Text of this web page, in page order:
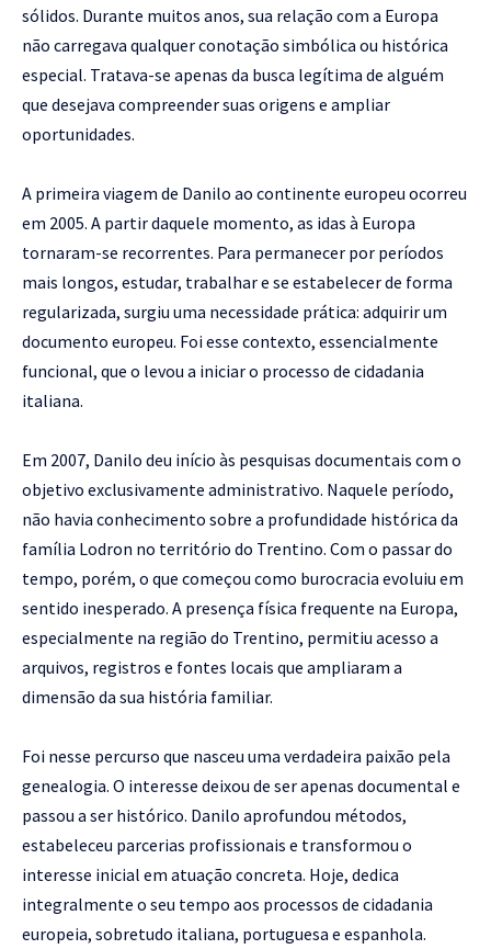
sólidos. Durante muitos anos, sua relação com a Europa
não carregava qualquer conotação simbólica ou histórica
especial. Tratava-se apenas da busca legítima de alguém
que desejava compreender suas origens e ampliar
oportunidades.
A primeira viagem de Danilo ao continente europeu ocorreu
em 2005. A partir daquele momento, as idas à Europa
tornaram-se recorrentes. Para permanecer por períodos
mais longos, estudar, trabalhar e se estabelecer de forma
regularizada, surgiu uma necessidade prática: adquirir um
documento europeu. Foi esse contexto, essencialmente
funcional, que o levou a iniciar o processo de cidadania
italiana.
Em 2007, Danilo deu início às pesquisas documentais com o
objetivo exclusivamente administrativo. Naquele período,
não havia conhecimento sobre a profundidade histórica da
família Lodron no território do Trentino. Com o passar do
tempo, porém, o que começou como burocracia evoluiu em
sentido inesperado. A presença física frequente na Europa,
especialmente na região do Trentino, permitiu acesso a
arquivos, registros e fontes locais que ampliaram a
dimensão da sua história familiar.
Foi nesse percurso que nasceu uma verdadeira paixão pela
genealogia. O interesse deixou de ser apenas documental e
passou a ser histórico. Danilo aprofundou métodos,
estabeleceu parcerias profissionais e transformou o
interesse inicial em atuação concreta. Hoje, dedica
integralmente o seu tempo aos processos de cidadania
europeia, sobretudo italiana, portuguesa e espanhola.